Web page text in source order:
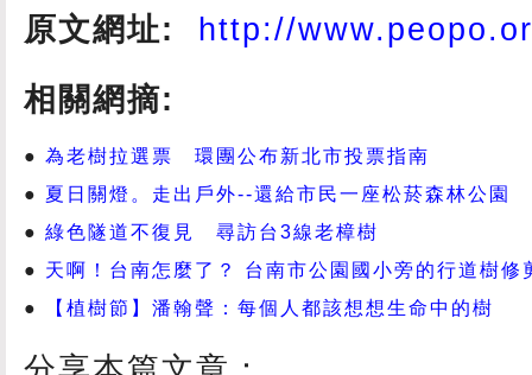
原文網址:
http://
相關網摘:
為老樹拉選票 環團公布新北市投票指南
夏日關燈。走出戶外--還給市民一座松菸森林公園
綠色隧道不復見 尋訪台3線老樟樹
天啊！台南怎麼了？ 台南市公園國小旁的行道樹修
【植樹節】潘翰聲：每個人都該想想生命中的樹